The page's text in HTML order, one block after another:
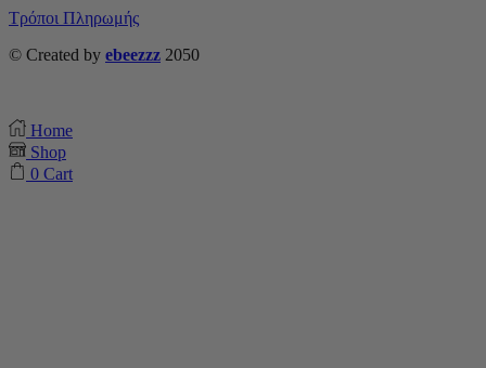
Τρόποι Πληρωμής
© Created by ebeezzz 2050
Home
Shop
0 Cart